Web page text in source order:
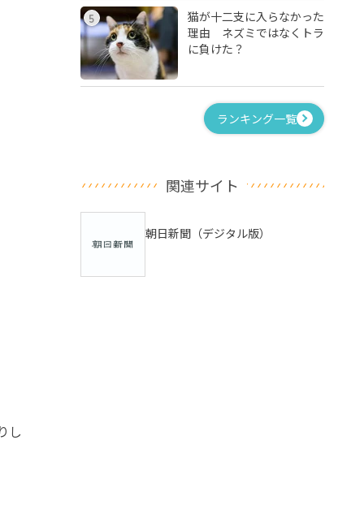
し
5
猫が十二支に入らなかった
理由 ネズミではなくトラ
に負けた？
ランキング一覧
関連サイト
朝日新聞（デジタル版）